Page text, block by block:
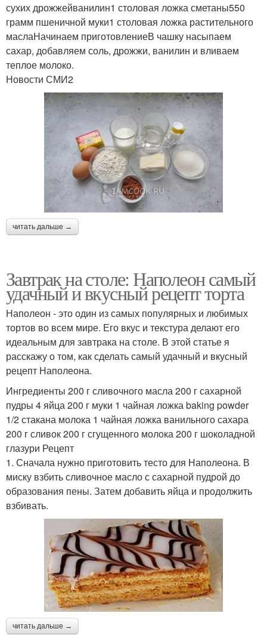
сухих дрожжейванилин1 столовая ложка сметаны550
грамм пшеничной муки1 столовая ложка растительного
маслаНачинаем приготовлениеВ чашку насыпаем
сахар, добавляем соль, дрожжи, ванилин и вливаем
теплое молоко.
Новости СМИ2
читать дальше →
Завтрак на столе: Наполеон самый
удачный и вкусный рецепт торта
Наполеон - это один из самых популярных и любимых
тортов во всем мире. Его вкус и текстура делают его
идеальным для завтрака на столе. В этой статье я
расскажу о том, как сделать самый удачный и вкусный
рецепт Наполеона.
Ингредиенты 200 г сливочного масла 200 г сахарной
пудры 4 яйца 200 г муки 1 чайная ложка baking powder
1/2 стакана молока 1 чайная ложка ванильного сахара
200 г сливок 200 г сгущенного молока 200 г шоколадной
глазури Рецепт
1. Сначала нужно приготовить тесто для Наполеона. В
миску взбить сливочное масло с сахарной пудрой до
образования пены. Затем добавить яйца и продолжить
взбивать.
читать дальше →